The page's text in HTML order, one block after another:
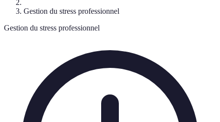
Gestion du stress professionnel
Gestion du stress professionnel